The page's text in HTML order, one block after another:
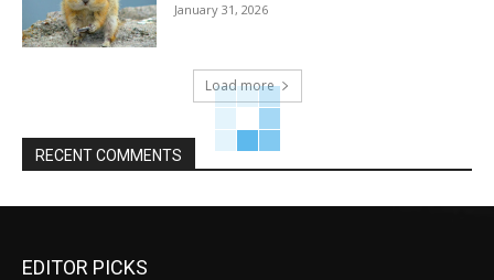
January 31, 2026
Load more
RECENT COMMENTS
EDITOR PICKS